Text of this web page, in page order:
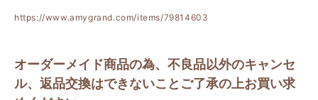
https://www.amygrand.com/items/79814603
オーダーメイド商品の為、不良品以外のキャンセ
ル、返品交換はできないことご了承の上お買い求